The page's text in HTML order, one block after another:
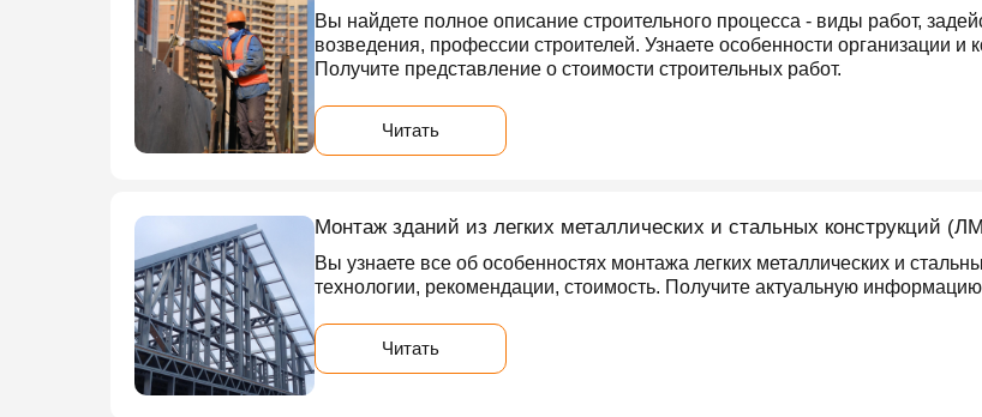
Вы найдете полное описание строительного процесса - виды работ,
возведения, профессии строителей. Узнаете особенности организации и
Получите представление о стоимости строительных работ.
Читать
Монтаж зданий из легких металлических и стальных конструкций
Вы узнаете все об особенностях монтажа легких металлических и
технологии, рекомендации, стоимость. Получите актуальную
Читать